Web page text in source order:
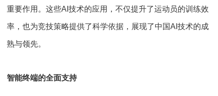
重要作用。这些AI 技术的应用，不仅提升了运动员的训练效
率，也为竞技策略提供了科学依据，展现了中国AI 技术的成
熟与领先。
智能终端的全面支持